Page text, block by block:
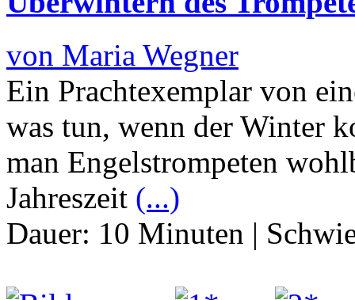
von Maria Wegner
Ein Prachtexemplar von
was tun, wenn der Winter
man Engelstrompeten
Jahreszeit (...)
Dauer: 10 Minuten |